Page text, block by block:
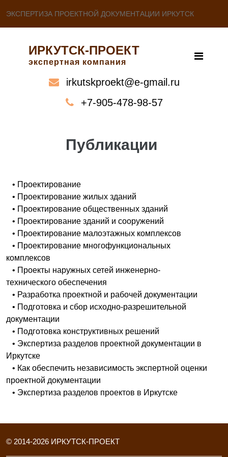
ЭКСПЕРТИЗА ПРОЕКТНОЙ ДОКУМЕНТАЦИИ ИРКУТСК
ИРКУТСК-ПРОЕКТ
экспертная компания
irkutskproekt@e-gmail.ru
+7-905-478-98-57
Публикации
• Проектирование
• Проектирование жилых зданий
• Проектирование общественных зданий
• Проектирование зданий и сооружений
• Проектирование малоэтажных комплексов
• Проектирование многофункциональных
комплексов
• Проекты наружных сетей инженерно-
технического обеспечения
• Разработка проектной и рабочей документации
• Подготовка и сбор исходно-разрешительной
документации
• Подготовка конструктивных решений
• Экспертиза разделов проектной документации в
Иркутске
• Как обеспечить независимость экспертной оценки
проектной документации
• Экспертиза разделов проектов в Иркутске
© 2014-2026 ИРКУТСК-ПРОЕКТ